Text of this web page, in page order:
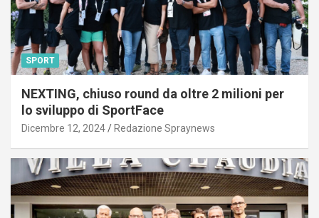
SPORT
NEXTING, chiuso round da oltre 2 milioni per
lo sviluppo di SportFace
Dicembre 12, 2024 Redazione Spraynews